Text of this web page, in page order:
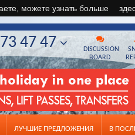
можете узнать больше
ЛУЧШИЕ ПРЕДЛОЖЕНИЯ B
DISCUSSION
BOARD
47 47